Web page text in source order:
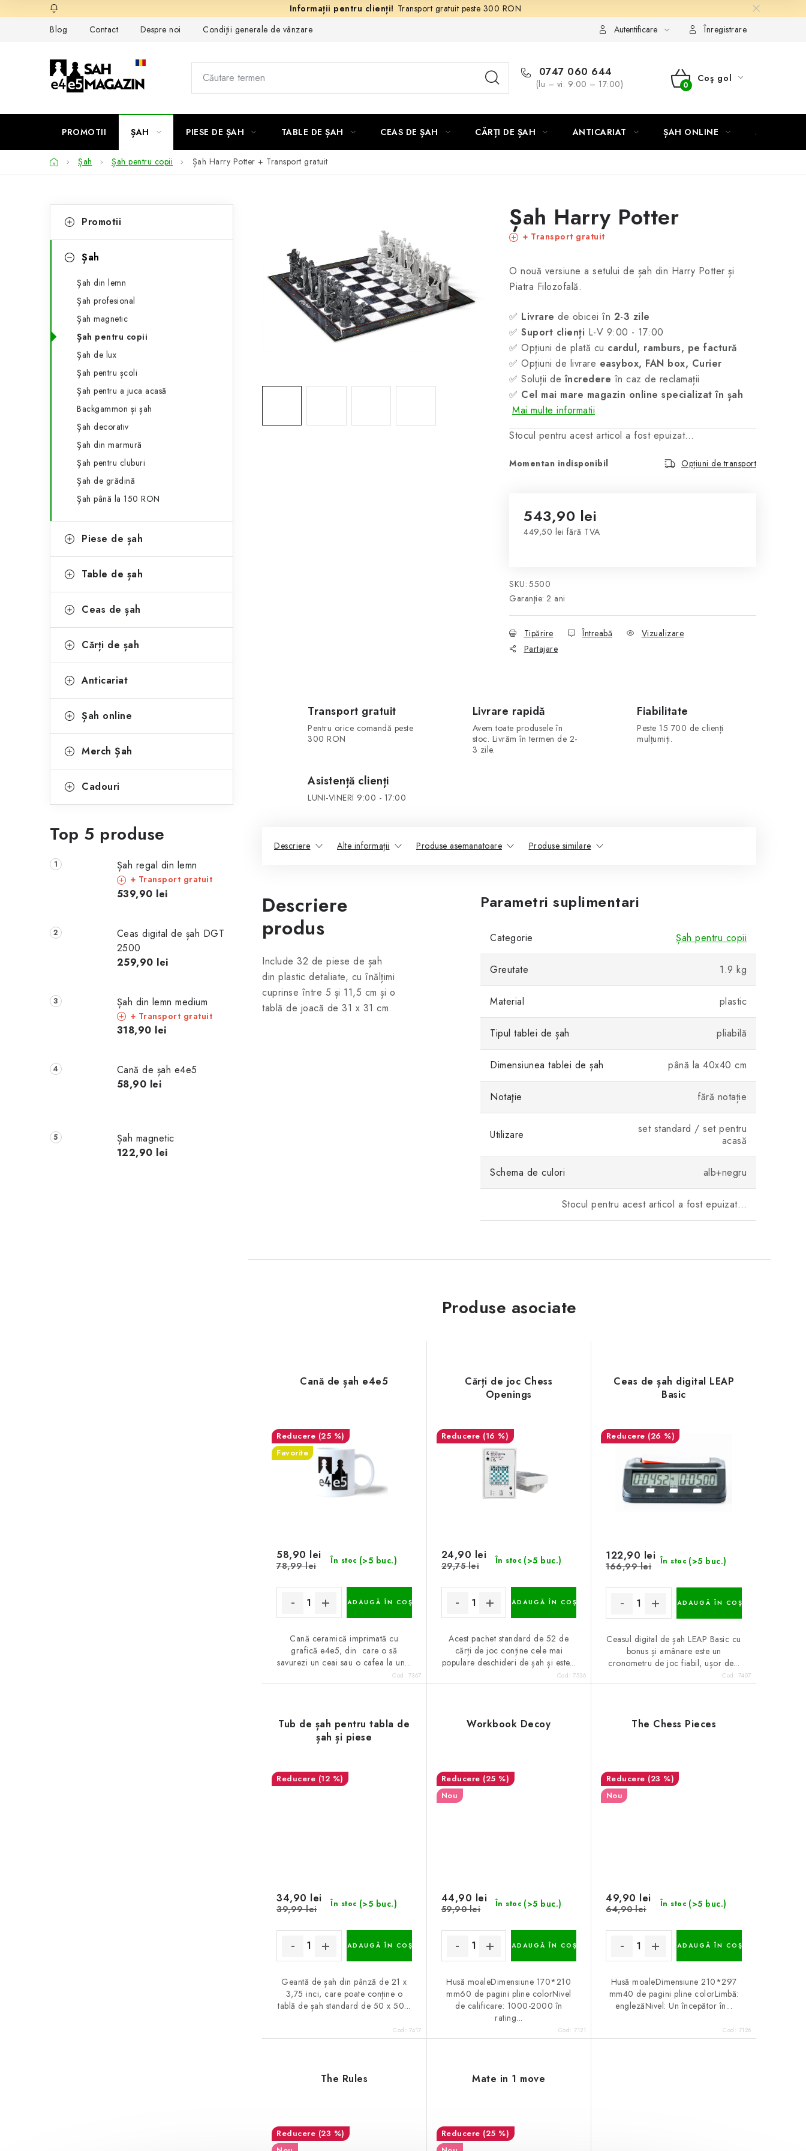
la
Transport gratuit peste 300 RON
Blog
Contact Despre noi Condiţii generale de vânzare Autentificare Înregistrare
0747 060 644
(lu – vi: 9:00 – 17:00)
COŞ
CUMPĂRĂTURI
Coş gol
PROMOTII ȘAH PIESE DE ȘAH TABLE DE ȘAH CEAS DE ȘAH CĂRȚI DE ȘAH ANTICARIAT ȘAH ONLINE MERCH
AcasăȘah Șah pentru copii Șah Harry Potter + Transport gratuit
a
a
peste
categorii
a
r
Promotii
Șah
Șah din lemn
Șah profesional
Șah magnetic
Șah pentru copii
Șah de lux
Șah pentru școli
Șah pentru a juca acasă
Backgammon și șah
Șah decorativ
Șah din marmură
Șah pentru cluburi
Șah de grădină
Șah până la 150 RON
Piese de șah
Table de șah
Ceas de șah
Cărți de șah
Anticariat
Șah online
Merch Șah
Cadouri
Top 5 produse
Șah regal din lemn
+ Transport gratuit
539,90 lei
Ceas digital de șah DGT
2500
259,90 lei
Șah din lemn medium
+ Transport gratuit
318,90 lei
Cană de șah e4e5
58,90 lei
Șah magnetic
122,90 lei
Șah Harry Potter
+ Transport gratuit
O nouă versiune a setului de șah din Harry Potter și
Piatra Filozofală.
✅ Livrare de obicei în 2-3 zile
✅ Suport clienți L-V 9:00 - 17:00
✅ Opțiuni de plată cu cardul, ramburs, pe factură
✅ Opțiuni de livrare easybox, FAN box, Curier
✅ Soluții deîncredere în caz de reclamații
✅ Cel mai mare magazin online specializat în șah
Mai multe informatii
Stocul pentru acest articol a fost epuizat…
Momentan indisponibil Opțiuni de transport
543,90 lei
449,50 lei fără TVA
SKU: 5500
Garanţie: 2 ani
Tipărire Întreabă
Vizualizare
Partajare
Transport gratuit
Pentru orice comandă peste
300 RON
Livrare rapidă
Avem toate produsele în
stoc. Livrăm în termen de 2-
3 zile.
Fiabilitate
Peste 15 700 de clienți
mulțumiți.
Asistență clienți
LUNI-VINERI 9:00 - 17:00
Descriere Alte informații Produse asemanatoare Produse similare
Descriere
produs
Include 32 de piese de șah
din plastic detaliate, cu înălțimi
cuprinse între 5 și 11,5 cm și o
tablă de joacă de 31 x 31 cm.
Parametri suplimentari
Categorie Șah pentru copii
Greutate 1.9 kg
Material plastic
Tipul tablei de șah pliabilă
Dimensiunea tablei de șah până la 40x40 cm
Notaţie fără notație
Utilizare
set standard / set pentru
acasă
Schema de culori alb+negru
Stocul pentru acest articol a fost epuizat…
Produse asociate
Cană de șah e4e5
(25 %)
Favorite
În stoc (>5 buc.)
58,90 lei
78,99 lei
ADAUGĂ ÎN COŞ
Cană ceramică imprimată cu
grafică e4e5, din care o să
savurezi un ceai sau o cafea la un...
Cod: 7367
Cărți de joc Chess
Openings
(16 %)
În stoc (>5 buc.)
24,90 lei
29,75 lei
ADAUGĂ ÎN COŞ
Acest pachet standard de 52 de
cărți de joc conține cele mai
populare deschideri de șah și este...
Cod:7536
Ceas de șah digital LEAP
Basic
(26 %)
În stoc (>5 buc.)
122,90 lei
166,99 lei
ADAUGĂ ÎN COŞ
Ceasul digital de șah LEAP Basic cu
bonus și amânare este un
cronometru de joc fiabil, ușor de...
Cod: 7407
Tub de șah pentru tabla de
șah și piese
(12 %)
În stoc (>5 buc.)
34,90 lei
39,99 lei
ADAUGĂ ÎN COŞ
Geantă de șah din pânză de 21 x
3,75 inci, care poate conține o
tablă de șah standard de 50 x 50...
Cod: 7417
Workbook Decoy
(25 %)
Nou
În stoc (>5 buc.)
44,90 lei
59,90 lei
ADAUGĂ ÎN COŞ
Husă moaleDimensiune 170*210
mm60 de pagini pline colorNivel
de calificare: 1000-2000 în
rating...
Cod:7121
The Chess Pieces
(23 %)
Nou
În stoc (>5 buc.)
49,90 lei
64,90 lei
ADAUGĂ ÎN COŞ
Husă moaleDimensiune 210*297
mm40 de pagini pline colorLimbă:
englezăNivel: Un începător în...
Cod: 7126
The Rules
(23 %)
Mate in 1 move
(25 %)